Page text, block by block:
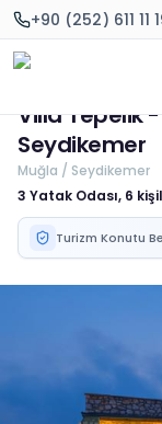
+90 (252) 611 11
Villa Tepelik
Seydikemer
Muğla / Seydikemer
3 Yatak Odası, 6
Turizm Konutu